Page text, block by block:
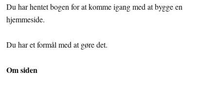
Du har hentet bogen for at komme igang med at bygge en
hjemmeside.
Du har et formål med at gøre det.
Om siden